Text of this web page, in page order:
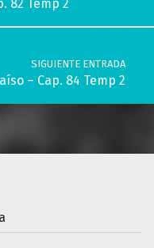
82 Temp 2
SIGUIENTE ENTRADA
– Cap. 84 Temp 2